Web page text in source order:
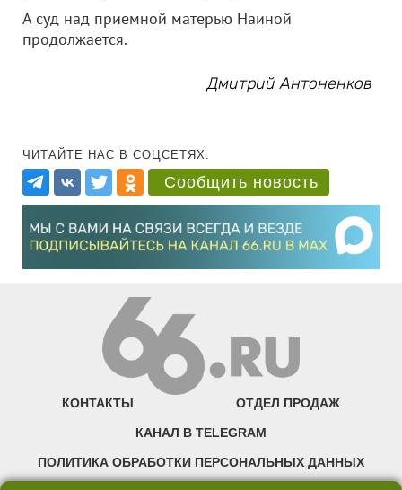
А суд над приемной матерью Наиной
продолжается.
Дмитрий Антоненков
ЧИТАЙТЕ НАС В СОЦСЕТЯХ:
Сообщить новость
КОНТАКТЫ ОТДЕЛ ПРОДАЖ
КАНАЛ В TELEGRAM
ПОЛИТИКА ОБРАБОТКИ ПЕРСОНАЛЬНЫХ ДАННЫХ